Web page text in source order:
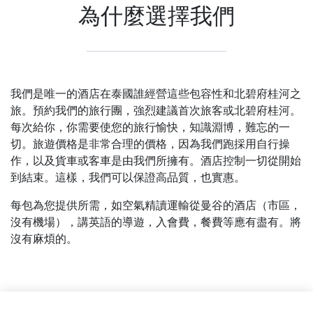
為什麼選擇我們
我們是唯一的酒店在泰國誰經營這些包容性和北碧府桂河之
旅。預約我們的旅行團，強烈建議首次旅客或北碧府桂河。
每次給你，你需要使您的旅行愉快，知識淵博，難忘的一
切。旅遊價格是非常合理的價格，因為我們跑採用自行操
作，以及貨車或客車是由我們所擁有。酒店控制一切從開始
到結束。這樣，我們可以保證高品質，也實惠。
每包為您提供所需，如空氣精讀運輸從曼谷的酒店（市區，
沒有機場），講英語的導遊，入會費，餐費等應有盡有。將
沒有麻煩的。